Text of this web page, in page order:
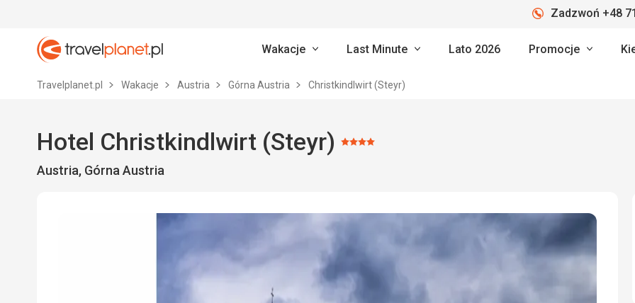
Travelplanet.pl
Zadzwoń +48
Wakacje Last Minute Lato 2026 Promocje
Travelplanet.pl Wakacje Austria Górna Austria Christkindlwirt (Steyr)
Hotel Christkindlwirt (Steyr) Ocena:
Austria, Górna Austria